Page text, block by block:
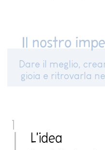
Il nostro
Dare il meglio,
gioia e ritrovarla
1
L'idea